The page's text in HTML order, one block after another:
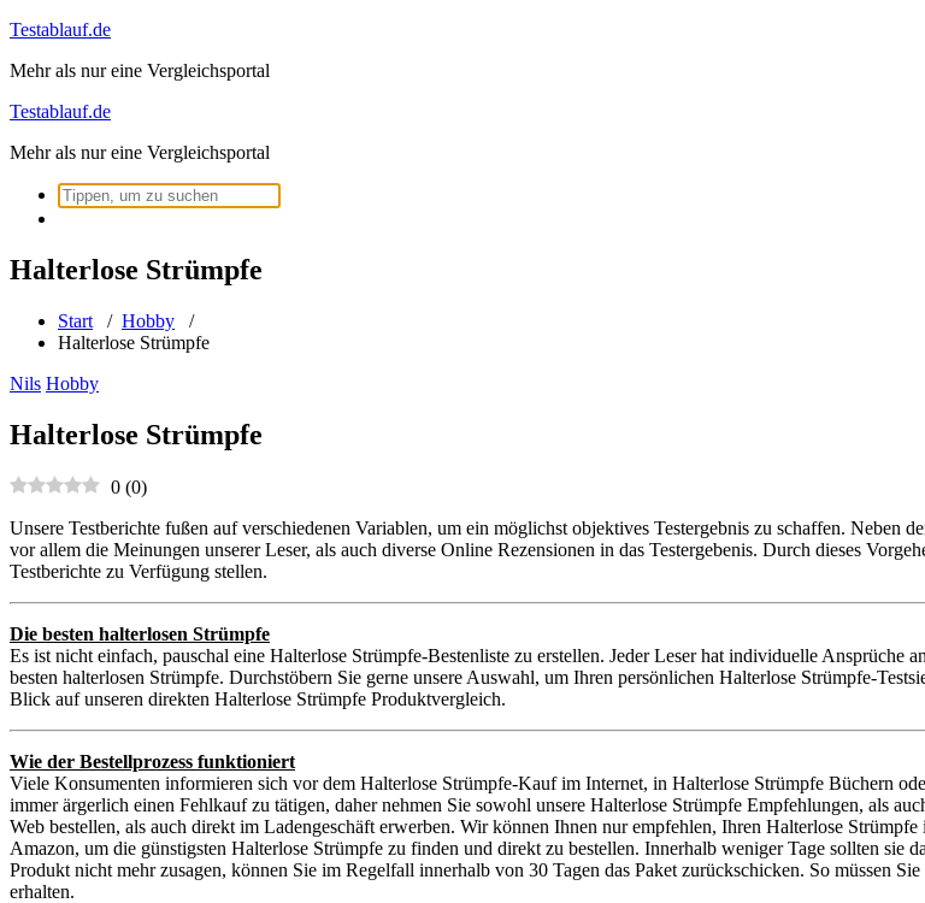
Zum
springen
Testablauf.de
Mehr als nur eine Vergleichsportal
Testablauf.de
Mehr als nur eine Vergleichsportal
Suchen
nach:
Halterlose Strümpfe
Start / Hobby /
Halterlose Strümpfe
Nils Hobby
Halterlose Strümpfe
0 (0)
Unsere Testberichte fußen auf verschiedenen Variablen, um ein möglichst objektives Testergebnis zu schaffen.
vor allem die Meinungen unserer Leser, als auch diverse Online Rezensionen in das Testergebenis. Durch dieses
Testberichte zu Verfügung stellen.
Die besten halterlosen Strümpfe
Es ist nicht einfach, pauschal eine Halterlose Strümpfe-Bestenliste zu erstellen. Jeder Leser hat individuelle
besten halterlosen Strümpfe. Durchstöbern Sie gerne unsere Auswahl, um Ihren persönlichen Halterlose Strümpfe-
Blick auf unseren direkten Halterlose Strümpfe Produktvergleich.
Wie der Bestellprozess funktioniert
Viele Konsumenten informieren sich vor dem Halterlose Strümpfe-Kauf im Internet, in Halterlose Strümpfe Büchern
immer ärgerlich einen Fehlkauf zu tätigen, daher nehmen Sie sowohl unsere Halterlose Strümpfe Empfehlungen, als
Web bestellen, als auch direkt im Ladengeschäft erwerben. Wir können Ihnen nur empfehlen, Ihren Halterlose
Amazon, um die günstigsten Halterlose Strümpfe zu finden und direkt zu bestellen. Innerhalb weniger Tage sollten sie
Produkt nicht mehr zusagen, können Sie im Regelfall innerhalb von 30 Tagen das Paket zurückschicken. So müssen
erhalten.